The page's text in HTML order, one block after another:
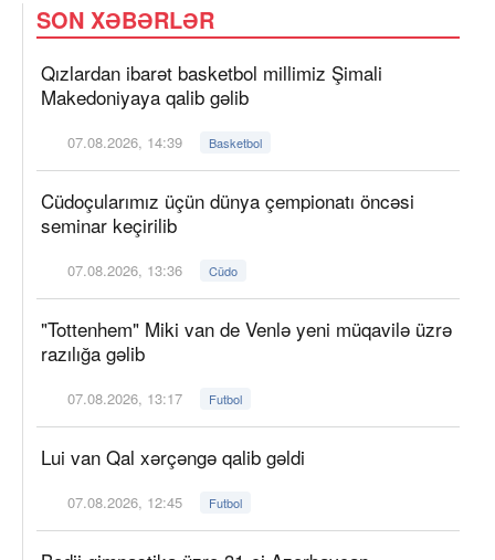
SON XƏBƏRLƏR
Qızlardan ibarət basketbol millimiz Şimali
Makedoniyaya qalib gəlib
07.08.2026, 14:39 Basketbol
Cüdoçularımız üçün dünya çempionatı öncəsi
seminar keçirilib
07.08.2026, 13:36 Cüdo
"Tottenhem" Miki van de Venlə yeni müqavilə üzrə
razılığa gəlib
07.08.2026, 13:17 Futbol
Lui van Qal xərçəngə qalib gəldi
07.08.2026, 12:45 Futbol